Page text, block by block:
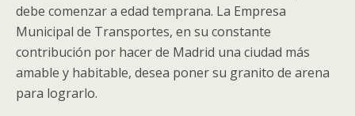
debe comenzar a edad temprana. La Empresa
Municipal de Transportes, en su constante
contribución por hacer de Madrid una ciudad más
amable y habitable, desea poner su granito de arena
para lograrlo.